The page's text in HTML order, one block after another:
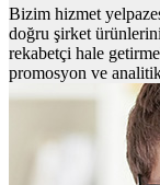
Bizim hizmet
doğru şirket
rekabetçi hale
promosyon ve